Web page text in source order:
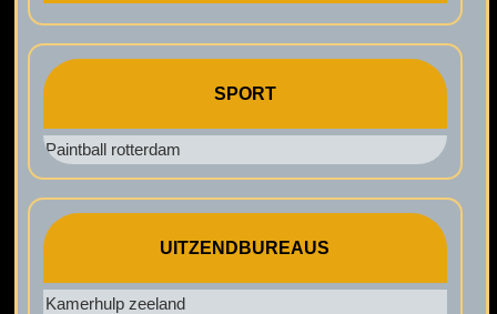
SPORT
Paintball rotterdam
UITZENDBUREAUS
Kamerhulp zeeland